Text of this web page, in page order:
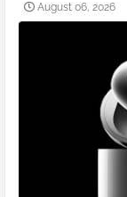
August 06, 2026